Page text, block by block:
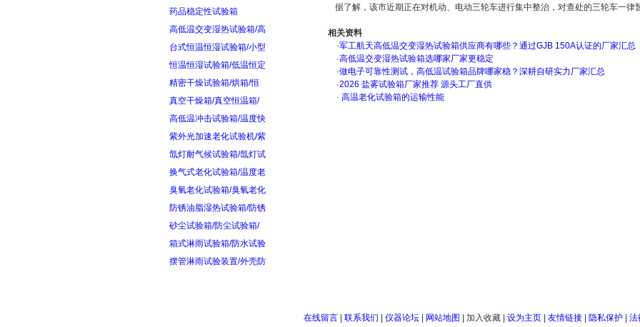
药品稳定性试验箱
高低温交变湿热试验箱/高
台式恒温恒湿试验箱/小型
恒温恒湿试验箱/低温恒定
精密干燥试验箱/烘箱/恒
真空干燥箱/真空恒温箱/
高低温冲击试验箱/温度快
紫外光加速老化试验机/紫
氙灯耐气候试验箱/氙灯试
换气式老化试验箱/温度老
臭氧老化试验箱/臭氧老化
防锈油脂湿热试验箱/防锈
砂尘试验箱/防尘试验箱/
箱式淋雨试验箱/防水试验
摆管淋雨试验装置/外壳防
据了解，该市近期正在对机动、电动三轮车进行集中整治，对查处的三轮车一律
相关资料
·军工航天高低温交变湿热试验箱供应商有哪些？通过GJB 150A认证的厂家汇总
·高低温交变湿热试验箱选哪家厂家更稳定
·做电子可靠性测试，高低温试验箱品牌哪家稳？深耕自研实力厂家汇总
·2026 盐雾试验箱厂家推荐 源头工厂直供
· 高温老化试验箱的运输性能
在线留言| 联系我们 仪器论坛| 网站地图 加入收藏| 设为主页| 友情链接| 隐私保护| 法